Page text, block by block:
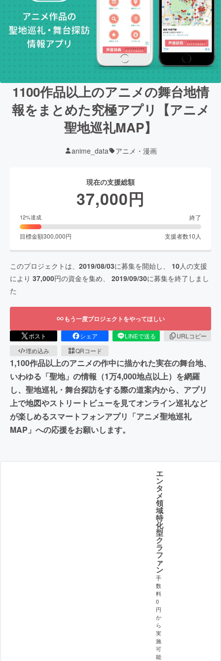
1100作品以上のアニメの舞台地情
報をまとめた究極アプリ【アニメ
聖地巡礼MAP】
anime_data アニメ・漫画
現在の支援総額
37,000円
12%達成 終了
目標金額300,000円 支援者数10 人
このプロジェクトは、 2019/08/03に募集を開始し、 10人の支援
により 37,000円の資金を集め、 2019/09/30に募集を終了しまし
た
もう一度プロジェクトをやってほしい
ポスト シェア LINEで送る
URLコピー
埋め込み
QRコード
1,100作品以上のアニメの作中に描かれた実在の舞台地、
いわゆる「聖地」の情報（1万4,000地点以上）を網羅
し、聖地巡礼・舞台探訪をする際の道案内から、アプリ
上で地図やストリートビューを見てオンライン巡礼など
が楽しめるスマートフォンアプリ「アニメ聖地巡礼
MAP」への応援をお願いします。
エ
ン
タ
メ
領
域
特
化
型
ク
ラ
フ
ァ
ン
手
数
料
0
円
か
ら
実
施
可
能